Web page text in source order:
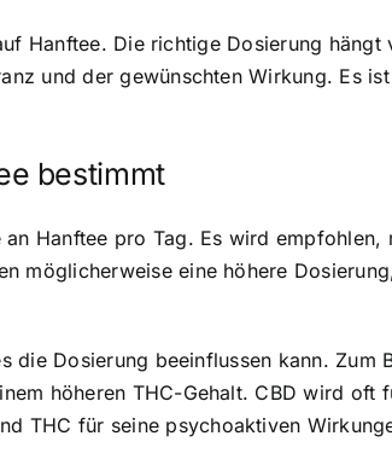
Hanftee. Die richtige Dosierung hängt
und der gewünschten Wirkung. Es
bestimmt
Hanftee pro Tag. Es wird
möglicherweise eine höhere
Dosierung beeinflussen kann. Zum
höheren THC-Gehalt. CBD wird oft
THC für seine psychoaktiven